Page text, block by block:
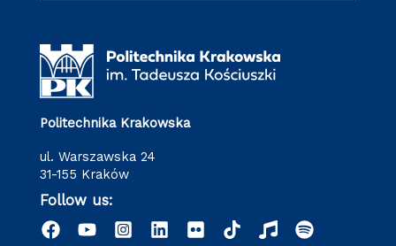
Politechnika Krakowska
ul. Warszawska 24
31-155 Kraków
Follow us: